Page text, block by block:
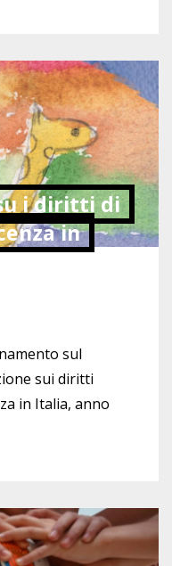
i diritti di
in
sul
sui diritti
in Italia, anno